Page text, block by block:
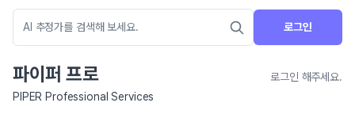
로그인
파이퍼 프로
로그인 해주세요.
PIPER Professional Services